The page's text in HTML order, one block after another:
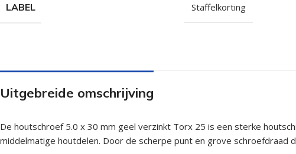
LABEL Staffelkorting
Uitgebreide omschrijving
De houtschroef 5.0 x 30 mm geel verzinkt Torx 25 is een sterke
middelmatige houtdelen. Door de scherpe punt en grove